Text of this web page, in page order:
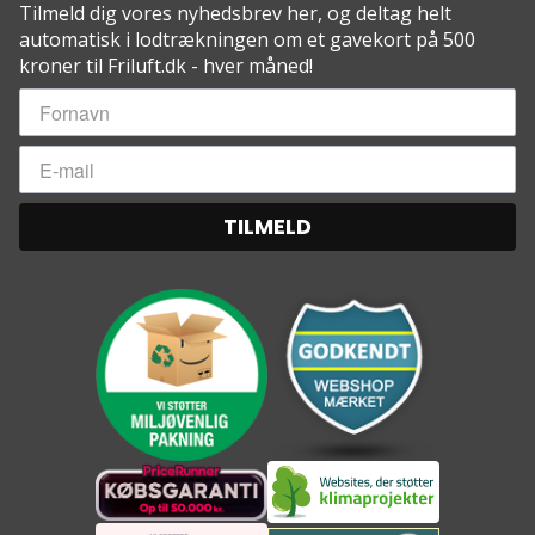
Vægt: 289 g
Dimensioner: 127 x 254 cm
Pakkestørrelse: 6,5 x 9,5 x 14 cm
Materiale: Gravitas ™ 40D diamant ripstop nylon
med DWR vandtætning
Tilmeld dig vores nyhedsbrev her, og deltag helt
automatisk i lodtrækningen om et gavekort på 500
kroner til Friluft.dk - hver måned!
TILMELD